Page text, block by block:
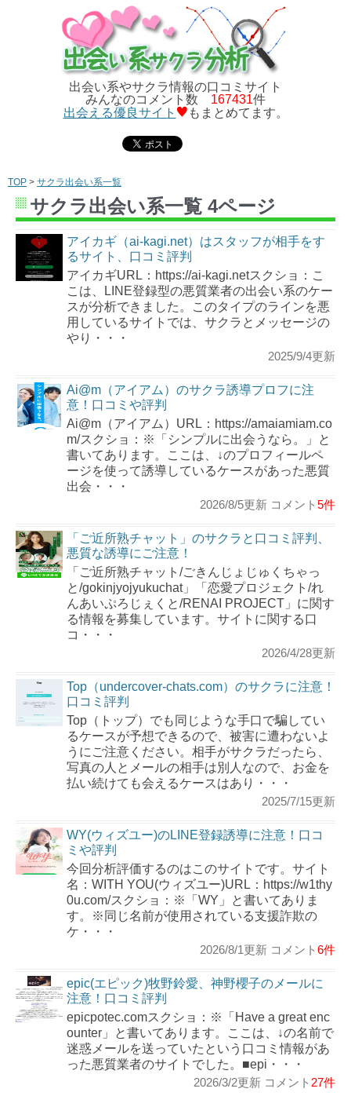
出会い系やサクラ情報の口コミサイト
みんなのコメント数 167431件
出会える優良サイト
もまとめてます。
TOP > サクラ出会い系一覧
サクラ出会い系一覧 4ページ
アイカギ（ai-kagi.net）はスタッフが相手をす
るサイト、口コミ評判
アイカギURL：https://ai-kagi.netスクショ：こ
こは、LINE登録型の悪質業者の出会い系のケー
スが分析できました。このタイプのラインを悪
用しているサイトでは、サクラとメッセージの
やり・・・
2025/9/4更新
Ai@m（アイアム）のサクラ誘導プロフに注
意！口コミや評判
Ai@m（アイアム）URL：https://amaiamiam.co
m/スクショ：※「シンプルに出会うなら。」と
書いてあります。ここは、↓のプロフィールペ
ージを使って誘導しているケースがあった悪質
出会・・・
2026/8/5更新 コメント 5件
「ご近所熟チャット」のサクラと口コミ評判、
悪質な誘導にご注意！
「ご近所熟チャット/ごきんじょじゅくちゃっ
と/gokinjyojyukuchat」「恋愛プロジェクト/れ
んあいぷろじぇくと/RENAI PROJECT」に関す
る情報を募集しています。サイトに関する口
コ・・・
2026/4/28更新
Top（undercover-chats.com）のサクラに注意！
口コミ評判
Top（トップ）でも同じような手口で騙してい
るケースが予想できるので、被害に遭わないよ
うにご注意ください。相手がサクラだったら、
写真の人とメールの相手は別人なので、お金を
払い続けても会えるケースはあり・・・
2025/7/15更新
WY(ウィズユー)のLINE登録誘導に注意！口コ
ミや評判
今回分析評価するのはこのサイトです。サイト
名：WITH YOU(ウィズユー)URL：https://w1thy
0u.com/スクショ：※「WY」と書いてありま
す。※同じ名前が使用されている支援詐欺の
ケ・・・
2026/8/1更新 コメント 6件
epic(エピック)牧野鈴愛、神野櫻子のメールに
注意！口コミ評判
epicpotec.comスクショ：※「Have a great enc
ounter」と書いてあります。ここは、↓の名前で
迷惑メールを送っていたという口コミ情報があ
った悪質業者のサイトでした。■epi・・・
2026/3/2更新 コメント 27件